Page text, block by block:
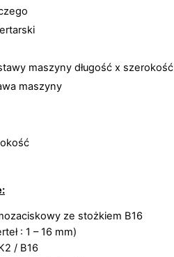
maszyny długość x szerokość
maszyny
ze stożkiem B16
: 1 – 16 mm)
/ B16